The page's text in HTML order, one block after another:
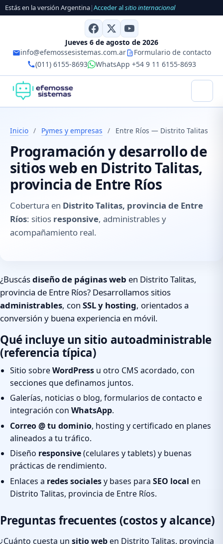
Estás en la versión Argentina|Acceder alsitio internacional
Jueves 6 de agosto de 2026
info@efemossesistemas.com.ar
Formulario de contacto
(011) 6155-8693
WhatsApp +54 9 11 6155-8693
Inicio / Pymes y empresas / Entre Ríos — Distrito Talitas
Programación y desarrollo de
sitios web en Distrito Talitas,
provincia de Entre Ríos
Cobertura en Distrito Talitas, provincia de Entre
Ríos: sitios responsive, administrables y
acompañamiento real.
¿Buscásdiseño de páginas web en Distrito Talitas,
provincia de Entre Ríos? Desarrollamos sitios
administrables, con SSL y hosting, orientados a
conversión y buena experiencia en móvil.
Qué incluye un sitio autoadministrable
(referencia típica)
Sitio sobreWordPress u otro CMS acordado, con
secciones que definamos juntos.
Galerías, noticias o blog, formularios de contacto e
integración con WhatsApp.
Correo @ tu dominio, hosting y certificado en planes
alineados a tu tráfico.
Diseño responsive(celulares y tablets) y buenas
prácticas de rendimiento.
Enlaces a redes socialesy bases para SEO local en
Distrito Talitas, provincia de Entre Ríos.
Preguntas frecuentes (costos y alcance)
¿Cuánto cuesta un sitio weben Distrito Talitas, provincia